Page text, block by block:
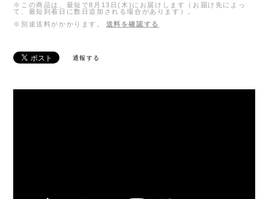
※この商品は、最短で8月13日(木)にお届けします（お届け先によっ
て、最短到着日に数日追加される場合があります）。
※別途送料がかかります。
送料を確認する
通報する